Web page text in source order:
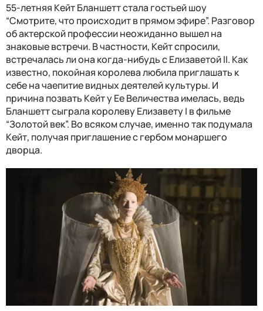
55-летняя Кейт Бланшетт стала гостьей шоу
“Смотрите, что происходит в прямом эфире”. Разговор
об актерской профессии неожиданно вышел на
знаковые встречи. В частности, Кейт спросили,
встречалась ли она когда-нибудь с Елизаветой II. Как
известно, покойная королева любила приглашать к
себе на чаепитие видных деятелей культуры. И
причина позвать Кейт у Ее Величества имелась, ведь
Бланшетт сыграла королеву Елизавету I в фильме
“Золотой век”. Во всяком случае, именно так подумала
Кейт, получая приглашение с гербом монаршего
дворца.